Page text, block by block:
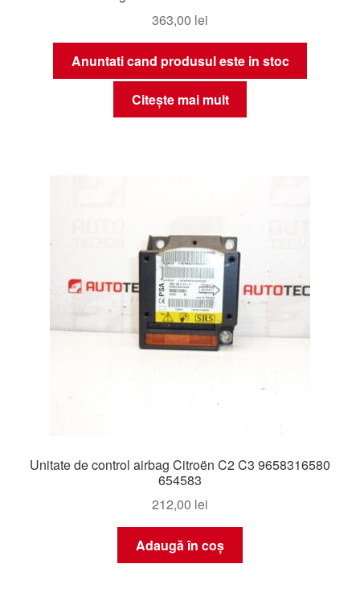
363,00 lei
Anuntati cand produsul este in stoc
Citește mai mult
Unitate de control airbag Citroën C2 C3 9658316580
654583
212,00 lei
Adaugă în coș